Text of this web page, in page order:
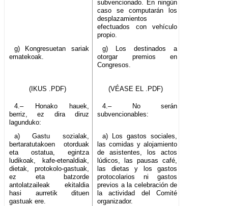
subvencionado. En ningún
caso se computarán los
desplazamientos
efectuados con vehículo
propio.
g) Kongresuetan sariak
ematekoak.
g) Los destinados a
otorgar premios en
Congresos.
(IKUS .PDF) (VÉASE EL .PDF)
4.– Honako hauek,
berriz, ez dira diruz
lagunduko:
4.– No serán
subvencionables:
a) Gastu sozialak,
bertaratutakoen otorduak
eta ostatua, egintza
ludikoak, kafe-etenaldiak,
dietak, protokolo-gastuak,
ez eta batzorde
antolatzaileak ekitaldia
hasi aurretik dituen
gastuak ere.
a) Los gastos sociales,
las comidas y alojamiento
de asistentes, los actos
lúdicos, las pausas café,
las dietas y los gastos
protocolarios ni gastos
previos a la celebración de
la actividad del Comité
organizador.